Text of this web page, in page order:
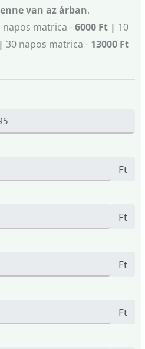
van az árban.
matrica -6000 Ft | 10
30 napos matrica - 13000 Ft
Ft
Ft
Ft
Ft